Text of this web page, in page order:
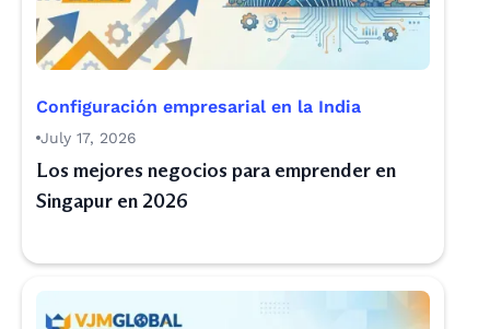
Configuración empresarial en la India
July 17, 2026
Los mejores negocios para emprender en
Singapur en 2026